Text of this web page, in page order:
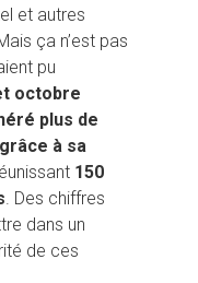
et autres
ça n’est pas
pu
octobre
plus de
à sa
150
. Des chiffres
dans un
de ces